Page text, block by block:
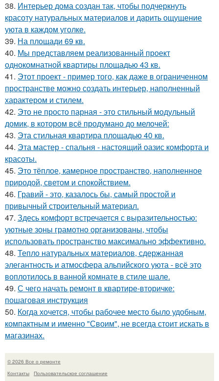
38. Интерьер дома создан так, чтобы подчеркнуть
красоту натуральных материалов и дарить ощущение
уюта в каждом уголке.
39. На площади 69 кв.
40. Мы представляем реализованный проект
однокомнатной квартиры площадью 43 кв.
41. Этот проект - пример того, как даже в ограниченном
пространстве можно создать интерьер, наполненный
характером и стилем.
42. Это не просто парная - это стильный модульный
домик, в котором всё продумано до мелочей:
43. Эта стильная квартира площадью 40 кв.
44. Эта мастер - спальня - настоящий оазис комфорта и
красоты.
45. Это тёплое, камерное пространство, наполненное
природой, светом и спокойствием.
46. Гравий - это, казалось бы, самый простой и
привычный строительный материал.
47. Здесь комфорт встречается с выразительностью:
уютные зоны грамотно организованы, чтобы
использовать пространство максимально эффективно.
48. Тепло натуральных материалов, сдержанная
элегантность и атмосфера альпийского уюта - всё это
воплотилось в ванной комнате в стиле шале.
49. С чего начать ремонт в квартире-вторичке:
пошаговая инструкция
50. Когда хочется, чтобы рабочее место было удобным,
компактным и именно "Своим", не всегда стоит искать в
магазинах.
© 2026 Все о ремонте
Контакты
Пользовательское соглашение